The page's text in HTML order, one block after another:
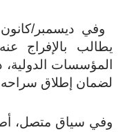
يطالب بالإفراج
المؤسسات
لضمان إطلاق
وفي سياق متصل،